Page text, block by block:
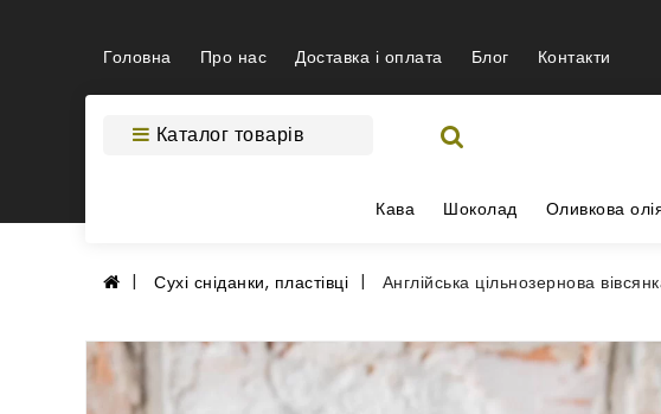
Головна Про нас Доставка і оплата Блог Контакти
Каталог товарів
Кава Шоколад Оливкова
Сухі сніданки, пластівці Англійська цільнозернова